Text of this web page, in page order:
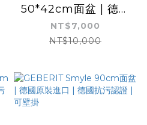
50*42cm面盆 | 德國
原裝進口
NT$7,000
NT$10,000